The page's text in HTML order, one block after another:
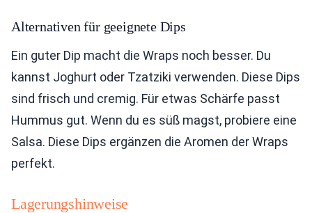
Alternativen für geeignete Dips
Ein guter Dip macht die Wraps noch besser. Du
kannst Joghurt oder Tzatziki verwenden. Diese Dips
sind frisch und cremig. Für etwas Schärfe passt
Hummus gut. Wenn du es süß magst, probiere eine
Salsa. Diese Dips ergänzen die Aromen der Wraps
perfekt.
Lagerungshinweise